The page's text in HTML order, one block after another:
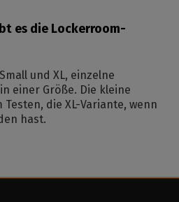
es die Lockerroom-
und XL, einzelne
einer Größe. Die kleine
Testen, die XL-Variante, wenn
hast.